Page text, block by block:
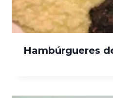
Hambúrgueres